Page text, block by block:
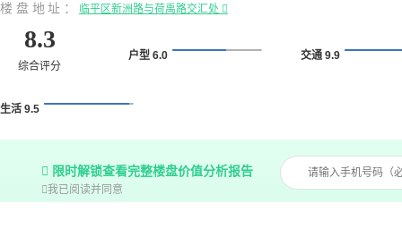
楼盘地址： 临平区新洲路与荷禹路交汇处 
8.3
综合评分
户型 6.0 交通 9.9
生活 9.5
 限时解锁查看完整楼盘价值分析报告
我已阅读并同意